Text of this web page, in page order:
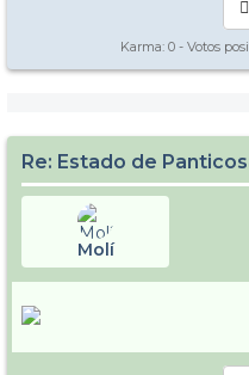
Karma: 0 - Votos
Re: Estado de
Molí